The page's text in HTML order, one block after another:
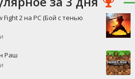
Fight 2 на PC (Бой с тенью
Раш